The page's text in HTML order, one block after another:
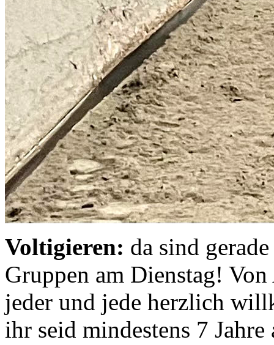
Voltigieren: da sind
Gruppen am Dienstag!
jeder und jede herzlich
ihr seid mindestens 7 Jahre